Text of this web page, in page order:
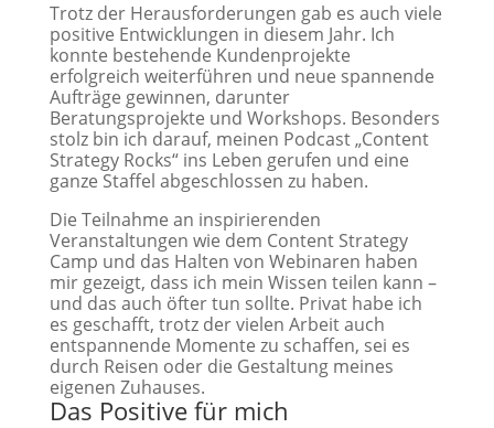
Trotz der Herausforderungen gab es auch viele
positive Entwicklungen in diesem Jahr. Ich
konnte bestehende Kundenprojekte
erfolgreich weiterführen und neue spannende
Aufträge gewinnen, darunter
Beratungsprojekte und Workshops. Besonders
stolz bin ich darauf, meinen Podcast „Content
Strategy Rocks“ ins Leben gerufen und eine
ganze Staffel abgeschlossen zu haben.
Die Teilnahme an inspirierenden
Veranstaltungen wie dem Content Strategy
Camp und das Halten von Webinaren haben
mir gezeigt, dass ich mein Wissen teilen kann –
und das auch öfter tun sollte. Privat habe ich
es geschafft, trotz der vielen Arbeit auch
entspannende Momente zu schaffen, sei es
durch Reisen oder die Gestaltung meines
eigenen Zuhauses.
Das Positive für mich